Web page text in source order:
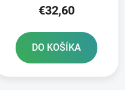
€32,60
DO KOŠÍKA